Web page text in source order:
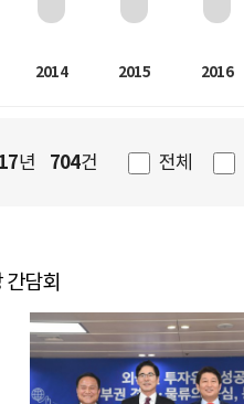
2014 2015 2016
년 704건 전체
담회